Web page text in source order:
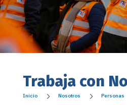
Trabaja con
Inicio 5 Nosotros 5 Personas